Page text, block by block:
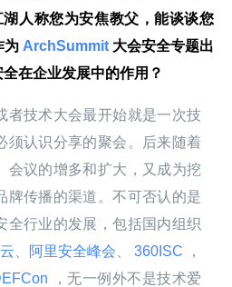
人称您为安焦教父，能谈谈您
为 ArchSummit 大会安全专题出
在企业发展中的作用？
者技术大会最开始就是一次技
须认识分享的聚会。后来随着
会议的增多和扩大，又成为挖
牌传播的渠道。不可否认的是
全行业的发展，包括国内组织
阿里安全峰会 360ISC
，
，无一例外不是技术爱